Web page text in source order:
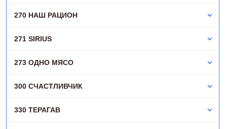
270 НАШ РАЦИОН
271 SIRIUS
273 ОДНО МЯСО
300 СЧАСТЛИВЧИК
330 ТЕРАГАВ